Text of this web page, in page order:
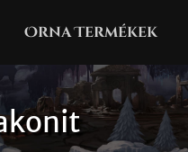
Orna Termékek